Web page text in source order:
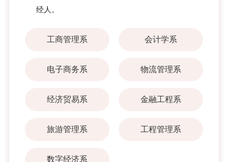
经人。
工商管理系 会计学系
电子商务系 物流管理系
经济贸易系 金融工程系
旅游管理系 工程管理系
数字经济系